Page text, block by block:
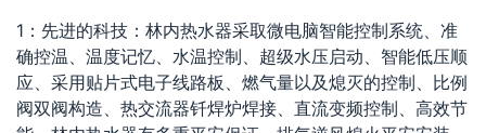
1：先进的科技：林内热水器采取微电脑智能控制系统、准
确控温、温度记忆、水温控制、超级水压启动、智能低压顺
应、采用贴片式电子线路板、燃气量以及熄灭的控制、比例
阀双阀构造、热交流器钎焊炉焊接、直流变频控制、高效节